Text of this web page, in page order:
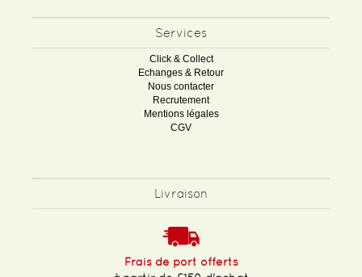
Services
Click & Collect
Echanges & Retour
Nous contacter
Recrutement
Mentions légales
CGV
Livraison
Frais de port offerts